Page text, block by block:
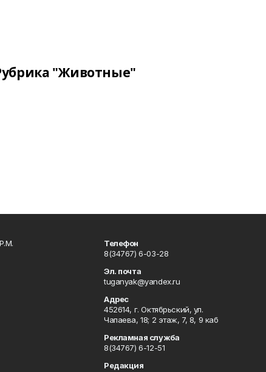
"Животные"
Телефон
8(34767) 6-03-28
Эл. почта
tuganyak@yandex.ru
Адрес
452614, г. Октябрьский, ул.
Чапаева, 18; 2 этаж, 7, 8, 9 каб
Рекламная служба
8(34767) 6-12-51
Редакция